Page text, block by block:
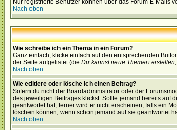
Nur registrierte Benutzer können über das Forum E-Mails
Nach oben
Wie schreibe ich ein Thema in ein Forum?
Ganz einfach, klicke einfach auf den entsprechenden
der Seite aufgelistet (die Du kannst neue Themen
Nach oben
Wie editiere oder lösche ich einen Beitrag?
Sofern du nicht der Boardadministrator oder der
des jeweiligen Beitrages klickst. Sollte jemand bereits auf
geantwortet hat, ferner wird er nicht erscheinen, falls ein
löschen können, wenn schon jemand auf sie geantwortet
Nach oben